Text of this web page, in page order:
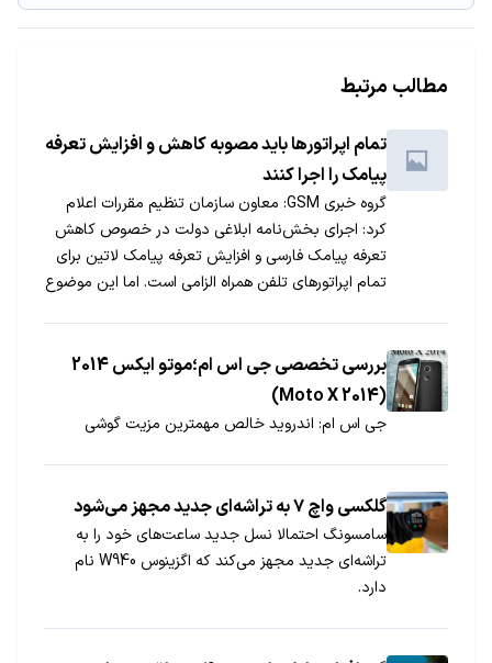
مطالب مرتبط
تمام اپراتورها باید مصوبه کاهش و افزایش تعرفه
پیامک را اجرا کنند
گروه خبری GSM: معاون سازمان تنظیم مقررات اعلام
کرد: اجرای بخش‌نامه ابلاغی دولت در خصوص کاهش
تعرفه پیامک فارسی و افزایش تعرفه پیامک لاتین برای
تمام اپراتورهای تلفن همراه الزامی است. اما این موضوع
بررسی تخصصی جی اس ام؛موتو ایکس 2014
(Moto X 2014)
جی اس ام: اندروید خالص مهمترین مزیت گوشی
گلکسی واچ ۷ به تراشه‌ای جدید مجهز می‌شود
سامسونگ احتمالا نسل جدید ساعت‌های خود را به
تراشه‌ای جدید مجهز می‌کند که اگزینوس W940 نام
دارد.